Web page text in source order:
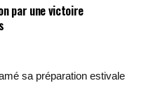
par une victoire
sa préparation estivale